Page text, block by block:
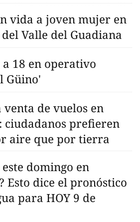
vida a joven mujer en
Valle del Guadiana
18 en operativo
Güino'
de vuelos en
ciudadanos prefieren
aire que por tierra
domingo en
Esto dice el pronóstico
para HOY 9 de